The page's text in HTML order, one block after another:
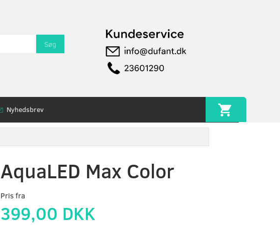
Søg
Nyhedsbrev
AquaLED Max Color
Pris fra
399,00 DKK